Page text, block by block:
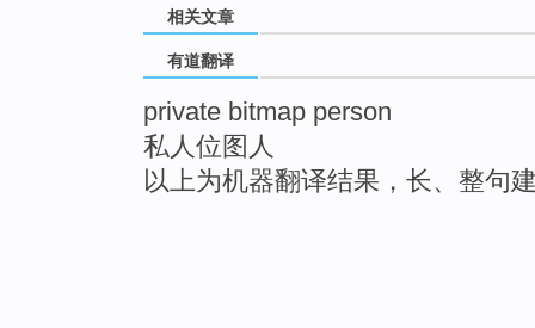
相关文章
有道翻译
private bitmap person
私人位图人
以上为机器翻译结果，长、整句